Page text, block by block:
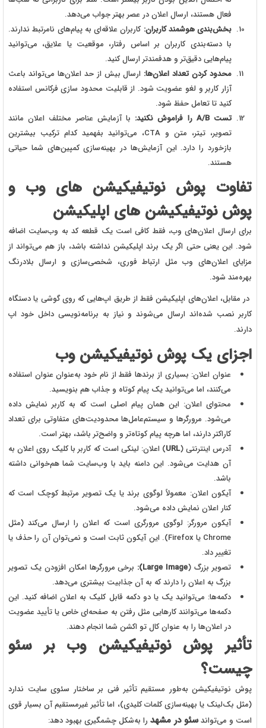
فعال هستند، ارسال اعلان در عصر بهتر جواب می‌دهد.
بخش‌بندی هوشمند کاربران: کاربران علاقه‌ای به پیام‌های نامرتبط ندارند.
با دسته‌بندی کاربران بر اساس رفتار، موقعیت یا علایق، می‌توانید
پیام‌هایی دقیق‌تر و هدفمندتر ارسال کنید.
محدود کردن تعداد اعلان‌ها: ارسال بیش از حد اعلان‌ها می‌تواند باعث
آزار کاربر و لغو عضویت شود. از قابلیت محدود سازی فرکانس استفاده
کنید تا تعامل حفظ شود.
تست A/B را فراموش نکنید:
با آزمایش عناصر مختلف اعلان مانند
تصویر، تیتر، متن و CTA، می‌توانید بفهمید کدام ترکیب بیشترین
بازخورد را دارد. این آزمایش‌ها در بهینه‌سازی کمپین‌های شما حیاتی
هستند.
تفاوت پوش نوتیفیکیشن های وب و
پوش نوتیفیکیشن های اپلیکیشن
برای ارسال اعلان‌های وب، فقط کافی است یک قطعه کد به وب‌سایت اضافه
شود. این یعنی حتی اگر یک برند اپلیکیشن نداشته باشد، باز هم می‌تواند از
مزایای اعلان‌های وب مثل ارتباط فوری، شخصی‌سازی و ارسال بلادرنگ
بهره‌مند شود.
در مقابل، اعلان‌های اپلیکیشن فقط از طریق اپ‌هایی که روی گوشی یا دستگاه
کاربر نصب شده‌اند ارسال می‌شوند و نیاز به برنامه‌نویسی داخل خود اپ
دارند.
اجزای یک پوش نوتیفیکیشن وب
عنوان اعلان: بسیاری از برندها فقط از نام خود به‌عنوان عنوان استفاده
می‌کنند، اما می‌توانید یک پیام کوتاه و جذاب هم بنویسید.
محتوای اعلان: این همان پیام اصلی است که به کاربر نمایش داده
می‌شود. مرورگرها و سیستم‌عامل‌ها محدودیت‌های متفاوتی برای تعداد
کاراکتر دارند، اما هرچه پیام کوتاه‌تر و واضح‌تر باشد، بهتر است.
آدرس اینترنتی (URL) اعلان: لینکی است که کاربر با کلیک روی اعلان به
آن هدایت می‌شود. این دامنه باید با وب‌سایت شما هم‌خوانی داشته
باشد.
آیکون اعلان: معمولاً لوگوی برند یا یک تصویر مرتبط کوچک است که
کنار اعلان نمایش داده می‌شود.
آیکون مرورگر: لوگوی مرورگری است که اعلان را ارسال می‌کند (مثل
Chrome یا Firefox). این آیکون ثابت است و نمی‌توان آن را حذف یا
تغییر داد.
تصویر بزرگ (Large Image):
برخی مرورگرها امکان افزودن یک تصویر
بزرگ به اعلان را دارند که به آن جذابیت بیشتری می‌دهد.
دکمه‌ها: می‌توانید یک یا دو دکمه قابل کلیک به اعلان اضافه کنید. این
دکمه‌ها می‌توانند کارهایی مثل رفتن به صفحه‌ای خاص یا تأیید عضویت
در اعلان‌ها را به عنوان کال تو اکشن شما انجام دهند.
تأثیر پوش نوتیفیکیشن وب بر سئو
چیست؟
پوش نوتیفیکیشن به‌طور مستقیم تأثیر فنی بر ساختار سئوی سایت ندارد
(مثل بک‌لینک یا بهینه‌سازی کلمات کلیدی)، اما تأثیر غیرمستقیم آن بسیار قوی
است و می‌تواندسئو در مشهد را به‌شکل چشمگیری بهبود دهد: